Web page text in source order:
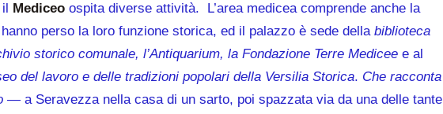
Mediceo ospita diverse attività. L’area medicea comprende anche la
perso la loro funzione storica, ed il palazzo è sede dellabiblioteca
storico comunale, l’Antiquarium, la Fondazione Terre Medicee e al
del lavoro e delle tradizioni popolari della Versilia Storica. Che racconta
— a Seravezza nella casa di un sarto, poi spazzata via da una delle tante